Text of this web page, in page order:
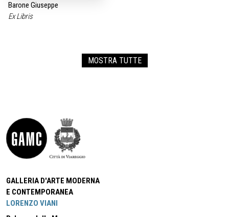
Barone Giuseppe
Ex Libris
MOSTRA TUTTE
GALLERIA D'ARTE MODERNA
E CONTEMPORANEA
LORENZO VIANI